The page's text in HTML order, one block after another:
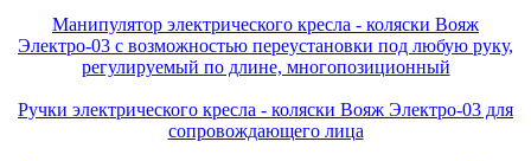
Манипулятор электрического кресла - коляски Вояж
Электро-03 с возможностью переустановки под любую руку,
регулируемый по длине, многопозиционный
Ручки электрического кресла - коляски Вояж Электро-03 для
сопровождающего лица